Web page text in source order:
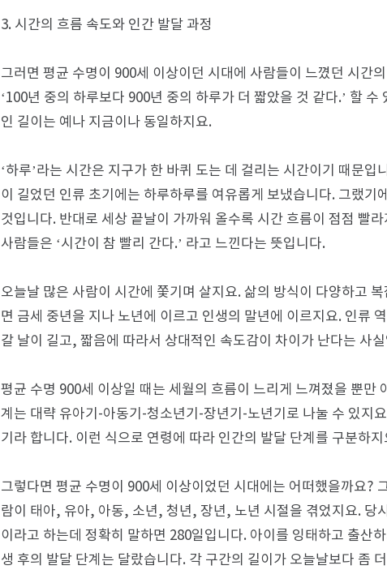
3. 시간의 흐름 속도와 인간 발달 과정
그러면 평균 수명이 900세 이상이던 시대에 사람들이 느꼈던 시간
‘100년 중의 하루보다 900년 중의 하루가 더 짧았을 것 같다.’ 할
인 길이는 예나 지금이나 동일하지요.
‘하루’라는 시간은 지구가 한 바퀴 도는 데 걸리는 시간이기 때문
이 길었던 인류 초기에는 하루하루를 여유롭게 보냈습니다. 그랬기
것입니다. 반대로 세상 끝날이 가까워 올수록 시간 흐름이 점점 빨
사람들은 ‘시간이 참 빨리 간다.’ 라고 느낀다는 뜻입니다.
오늘날 많은 사람이 시간에 쫓기며 살지요. 삶의 방식이 다양하고
면 금세 중년을 지나 노년에 이르고 인생의 말년에 이르지요. 인류
갈 날이 길고, 짧음에 따라서 상대적인 속도감이 차이가 난다는 사
평균 수명 900세 이상일 때는 세월의 흐름이 느리게 느껴졌을 뿐
계는 대략 유아기-아동기-청소년기-장년기-노년기로 나눌 수 있지
기라 합니다. 이런 식으로 연령에 따라 인간의 발달 단계를 구분하
그렇다면 평균 수명이 900세 이상이었던 시대에는 어떠했을까요?
람이 태아, 유아, 아동, 소년, 청년, 장년, 노년 시절을 겪었지요. 당
이라고 하는데 정확히 말하면 280일입니다. 아이를 잉태하고 출산
생 후의 발달 단계는 달랐습니다. 각 구간의 길이가 오늘날보다 좀